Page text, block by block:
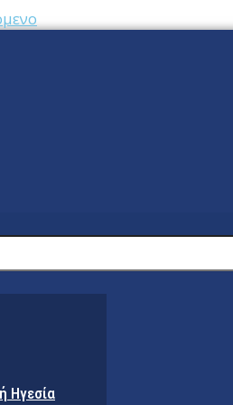
Ηγεσία